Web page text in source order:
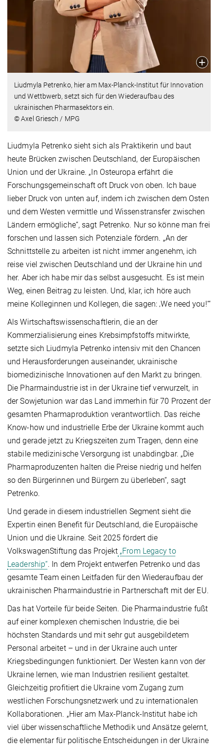
Liudmyla Petrenko, hier am Max-Planck-Institut für Innovation
und Wettbwerb, setzt sich für den Wiederaufbau des
ukrainischen Pharmasektors ein.
© Axel Griesch / MPG
Liudmyla Petrenko sieht sich als Praktikerin und baut
heute Brücken zwischen Deutschland, der Europäischen
Union und der Ukraine. „In Osteuropa erfährt die
Forschungsgemeinschaft oft Druck von oben. Ich baue
lieber Druck von unten auf, indem ich zwischen dem Osten
und dem Westen vermittle und Wissenstransfer zwischen
Ländern ermögliche“, sagt Petrenko. Nur so könne man frei
forschen und lassen sich Potenziale fördern. „An der
Schnittstelle zu arbeiten ist nicht immer angenehm, ich
reise viel zwischen Deutschland und der Ukraine hin und
her. Aber ich habe mir das selbst ausgesucht. Es ist mein
Weg, einen Beitrag zu leisten. Und, klar, ich höre auch
meine Kolleginnen und Kollegen, die sagen: ‚We need you!‘“
Als Wirtschaftswissenschaftlerin, die an der
Kommerzialisierung eines Krebsimpfstoffs mitwirkte,
setzte sich Liudmyla Petrenko intensiv mit den Chancen
und Herausforderungen auseinander, ukrainische
biomedizinische Innovationen auf den Markt zu bringen.
Die Pharmaindustrie ist in der Ukraine tief verwurzelt, in
der Sowjetunion war das Land immerhin für 70 Prozent der
gesamten Pharmaproduktion verantwortlich. Das reiche
Know-how und industrielle Erbe der Ukraine kommt auch
und gerade jetzt zu Kriegszeiten zum Tragen, denn eine
stabile medizinische Versorgung ist unabdingbar. „Die
Pharmaproduzenten halten die Preise niedrig und helfen
so den Bürgerinnen und Bürgern zu überleben“, sagt
Petrenko.
Und gerade in diesem industriellen Segment sieht die
Expertin einen Benefit für Deutschland, die Europäische
Union und die Ukraine. Seit 2025 fördert die
VolkswagenStiftung das Projekt „From Legacy to
Leadership“. In dem Projekt entwerfen Petrenko und das
gesamte Team einen Leitfaden für den Wieder­aufbau der
ukrainischen Pharma­industrie in Partnerschaft mit der EU.
Das hat Vorteile für beide Seiten. Die Pharmaindustrie fußt
auf einer komplexen chemischen Industrie, die bei
höchsten Standards und mit sehr gut ausgebildetem
Personal arbeitet – und in der Ukraine auch unter
Kriegsbedingungen funktioniert. Der Westen kann von der
Ukraine lernen, wie man Industrien resilient gestaltet.
Gleichzeitig profitiert die Ukraine vom Zugang zum
westlichen Forschungsnetzwerk und zu internationalen
Kollaborationen. „Hier am Max-Planck-Institut habe ich
viel über wissenschaftliche Methodik und Ansätze gelernt,
die elementar für politische Entscheidungen in der Ukraine